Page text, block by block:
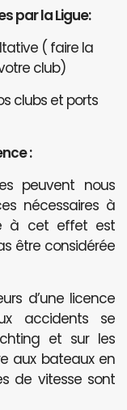
par la Ligue:
( faire la
club)
clubs et ports
:
peuvent nous
nécessaires à
à cet effet est
être considérée
d’une licence
accidents se
et sur les
aux bateaux en
de vitesse sont